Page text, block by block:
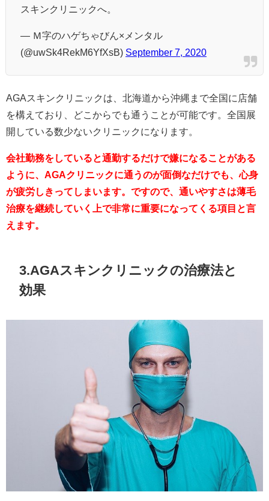
スキンクリニックへ。
— Ｍ字のハゲちゃびん×メンタル
(@uwSk4RekM6YfXsB) September 7, 2020
AGAスキンクリニックは、北海道から沖縄まで全国に店舗
を構えており、どこからでも通うことが可能です。全国展
開している数少ないクリニックになります。
会社勤務をしていると通勤するだけで嫌になることがある
ように、AGAクリニックに通うのが面倒なだけでも、心身
が疲労しきってしまいます。ですので、通いやすさは薄毛
治療を継続していく上で非常に重要になってくる項目と言
えます。
3.AGAスキンクリニックの治療法と
効果